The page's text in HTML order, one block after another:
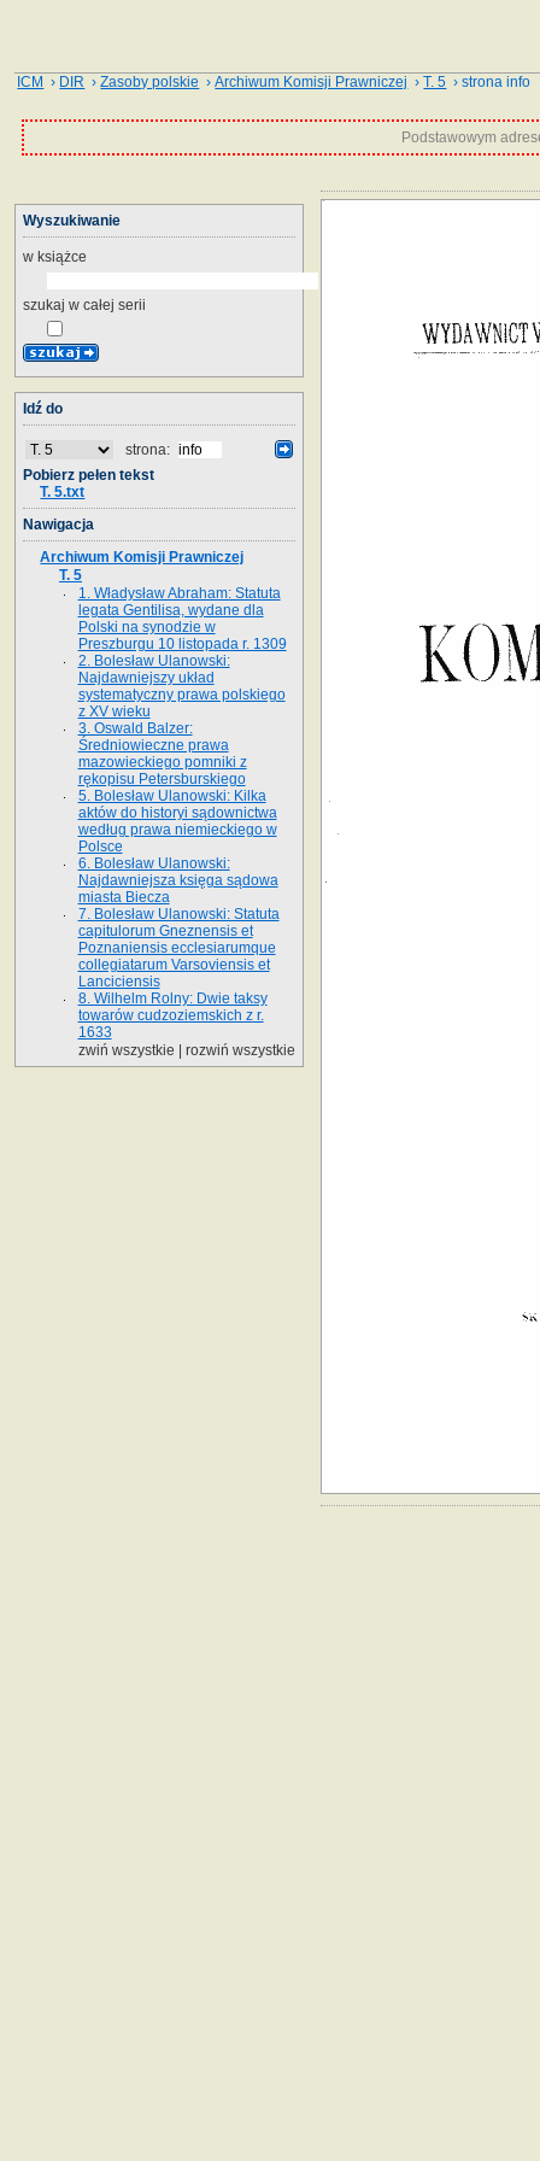
ICM › DIR ›Zasoby polskie ›Archiwum Komisji Prawniczej ›T. 5 › strona info
Podstawowym
Wyszukiwanie
w książce
szukaj w całej serii
Idź do
strona:
Pobierz pełen tekst
T. 5.txt
Nawigacja
Archiwum Komisji Prawniczej
T. 5
1. Władysław Abraham: Statuta
legata Gentilisa, wydane dla
Polski na syno­dzie w
Preszburgu 10 listopada r. 1309
2. Bolesław Ulanowski:
Najdawniejszy układ
systematyczny prawa polskiego
z XV wieku
3. Oswald Balzer:
Średniowieczne prawa
mazowieckiego pomniki z
rękopisu Petersburskiego
5. Bolesław Ulanowski: Kilka
aktów do historyi sądownictwa
według prawa niemieckiego w
Polsce
6. Bolesław Ulanowski:
Najdawniejsza księga sądowa
miasta Biecza
7. Bolesław Ulanowski: Statuta
capitulorum Gneznensis et
Poznaniensis ecclesiarumque
collegiatarum Varsoviensis et
Lanciciensis
8. Wilhelm Rolny: Dwie taksy
towarów cudzoziemskich z r.
1633
zwiń wszystkie
rozwiń wszystkie